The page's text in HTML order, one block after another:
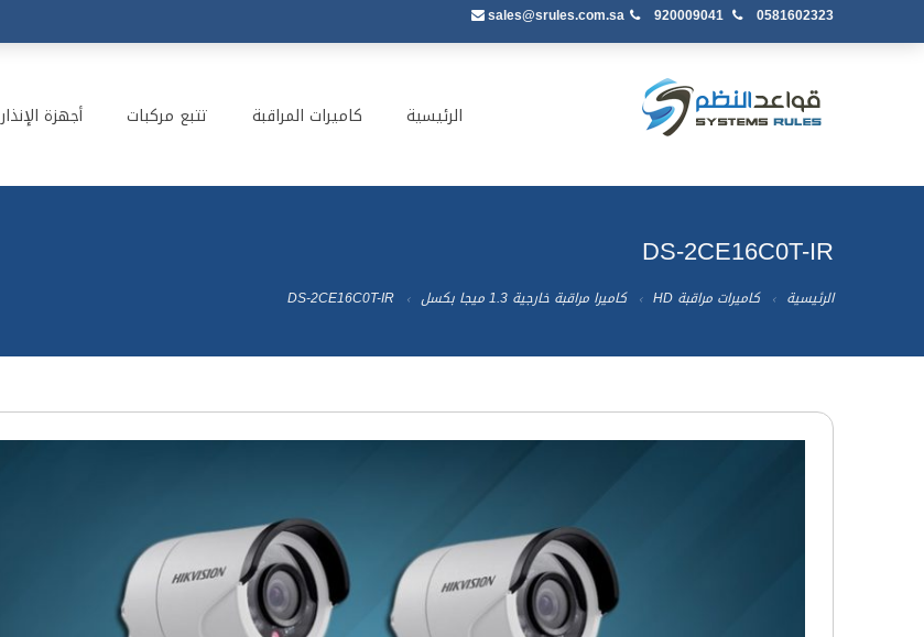
sales@srules.com.sa 920009041 0581602323
الرئيسية كاميرات المراقبة تتبع مركبات أجهزة الإنذار
DS-2CE16C0T-IR
الرئيسية كاميرات مراقبة HD كاميرا مراقبة خارجية 1.3 ميجا بكسل DS-2CE16C0T-IR